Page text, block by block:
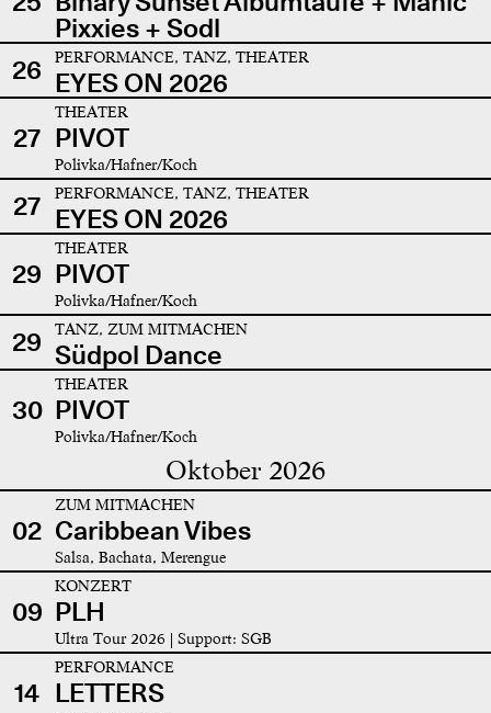
Pixxies + Sodl
26
PERFORMANCE, TANZ, THEATER
EYES ON 2026
27
THEATER
PIVOT
Polivka/Hafner/Koch
27 PERFORMANCE, TANZ, THEATER
EYES ON 2026
29
THEATER
PIVOT
Polivka/Hafner/Koch
29 TANZ, ZUM MITMACHEN
Südpol Dance
30
THEATER
PIVOT
Polivka/Hafner/Koch
Oktober 2026
02
ZUM MITMACHEN
Caribbean Vibes
Salsa, Bachata, Merengue
09
KONZERT
PLH
Ultra Tour 2026 | Support: SGB
14
PERFORMANCE
LETTERS